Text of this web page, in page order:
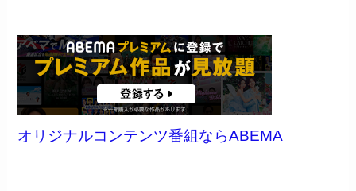
オリジナルコンテンツ番組ならABEMA